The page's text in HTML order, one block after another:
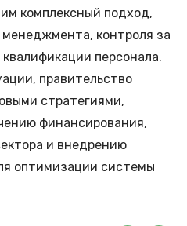
комплексный подход,
контроля за
персонала.
правительство
стратегиями,
финансирования,
и внедрению
оптимизации системы